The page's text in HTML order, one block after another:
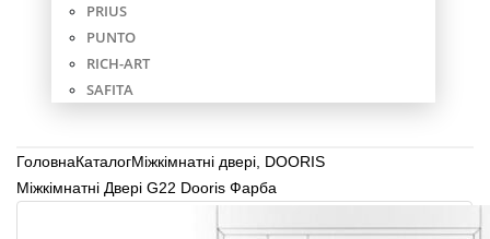
PRIUS
PUNTO
RICH-ART
SAFITA
ГоловнаКаталогМіжкімнатні двері DOORIS
Міжкімнатні Двері G22 Dooris Фарба